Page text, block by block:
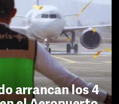
arrancan los 4